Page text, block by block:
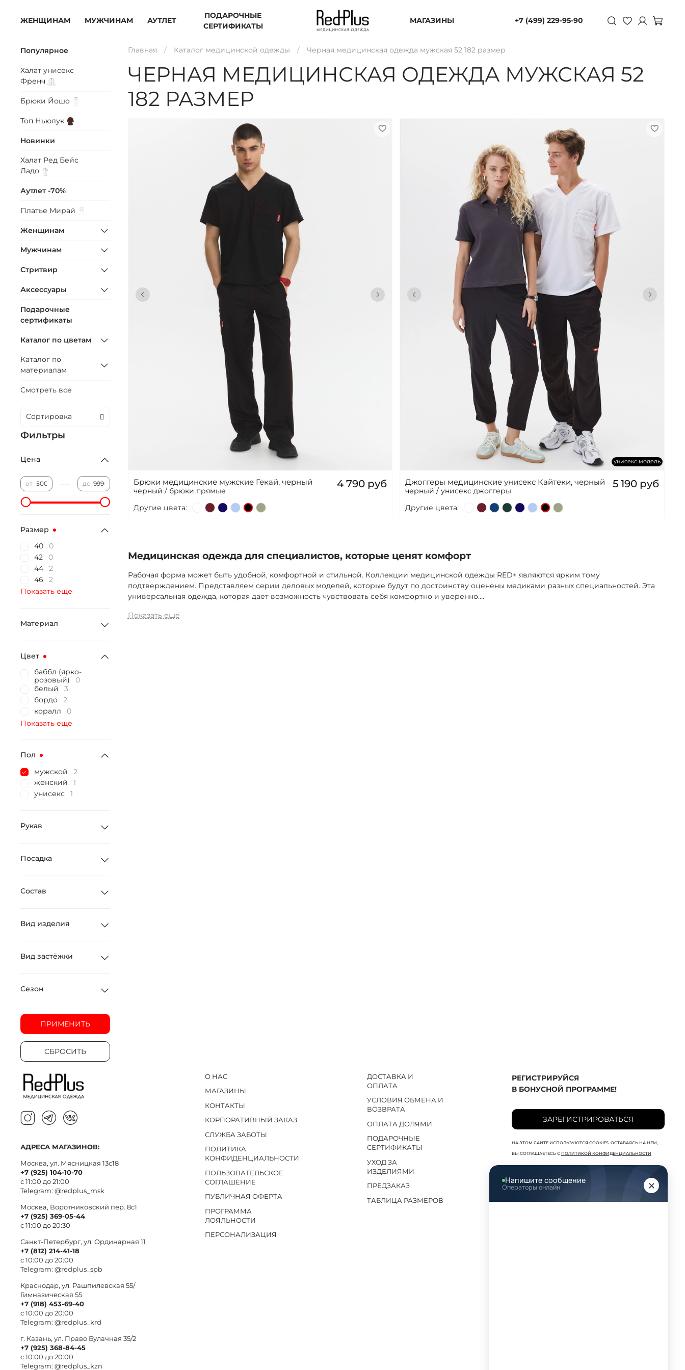
ЖЕНЩИНАМ МУЖЧИНАМ АУТЛЕТ
ПОДАРОЧНЫЕ
СЕРТИФИКАТЫ
МАГАЗИНЫ +7 (499) 229-95-90
Главная Каталог медицинской одежды Черная медицинская одежда мужская 52 182 размер
ЧЕРНАЯ МЕДИЦИНСКАЯ ОДЕЖДА МУЖСКАЯ 52
182 РАЗМЕР
Брюки медицинские мужские Гекай, черный
черный / брюки прямые
4 790 руб
Другие цвета:
унисекс модель
Джоггеры медицинские унисекс Кайтеки, черный
черный / унисекс джоггеры
5 190 руб
Другие цвета:
Медицинская одежда для специалистов, которые ценят комфорт
Рабочая форма может быть удобной, комфортной и стильной. Коллекции медицинской одежды RED+ являются ярким тому
подтверждением. Представляем серии деловых моделей, которые будут по достоинству оценены медиками разных специальностей. Эта
универсальная одежда, которая дает возможность чувствовать себя комфортно и уверенно....
Показать ещё
Популярное
Халат унисекс
Френч
Брюки Йошо
Топ Ньюлук
Новинки
Халат Ред Бейс
Ладо
Аутлет -70%
Платье Мирай
Женщинам
Мужчинам
Стритвир
Аксессуары
Подарочные
сертификаты
Каталог по цветам
Каталог по
материалам
Смотреть все
Фильтры
Цена
от до
Размер
40
0
42
0
44
2
46
2
Показать еще
Материал
Цвет
баббл (ярко-
розовый)
0
белый
3
бордо
2
коралл
0
Показать еще
Пол
мужской
2
женский
1
унисекс
1
Рукав
Посадка
Состав
Вид изделия
Вид застёжки
Сезон
ПРИМЕНИТЬ
СБРОСИТЬ
О НАС
МАГАЗИНЫ
КОНТАКТЫ
КОРПОРАТИВНЫЙ ЗАКАЗ
СЛУЖБА ЗАБОТЫ
ПОЛИТИКА
КОНФИДЕНЦИАЛЬНОСТИ
ПОЛЬЗОВАТЕЛЬСКОЕ
СОГЛАШЕНИЕ
ПУБЛИЧНАЯ ОФЕРТА
ПРОГРАММА
ЛОЯЛЬНОСТИ
ПЕРСОНАЛИЗАЦИЯ
ДОСТАВКА И
ОПЛАТА
УСЛОВИЯ ОБМЕНА И
ВОЗВРАТА
ОПЛАТА ДОЛЯМИ
ПОДАРОЧНЫЕ
СЕРТИФИКАТЫ
УХОД ЗА
ИЗДЕЛИЯМИ
ПРЕДЗАКАЗ
ТАБЛИЦА РАЗМЕРОВ
РЕГИСТРИРУЙСЯ
В БОНУСНОЙ ПРОГРАММЕ!
ЗАРЕГИСТРИРОВАТЬСЯ
НА ЭТОМ САЙТЕ ИСПОЛЬЗУЮТСЯ COOKIES. ОСТАВАЯСЬ НА НЕМ,
ВЫ СОГЛАШАЕТЕСЬ С ПОЛИТИКОЙ КОНФИДЕНЦИАЛЬНОСТИ
АДРЕСА МАГАЗИНОВ:
Москва, ул. Мясницкая 13с18
+7 (925) 104-10-70
с 11:00 до 21:00
Telegram: @redplus_msk
Москва, Воротниковский пер. 8c1
+7 (925) 369-05-44
с 11:00 до 20:30
Санкт-Петербург, ул. Ординарная 11
+7 (812) 214-41-18
с 10:00 до 20:00
Telegram: @redplus_spb
Краснодар, ул. Рашпилевская 55/
Гимназическая 55
+7 (918) 453-69-40
с 10:00 до 20:00
Telegram: @redplus_krd
г. Казань, ул. Право Булачная 35/2
+7 (925) 368-84-45
с 10:00 до 20:00
Telegram: @redplus_kzn